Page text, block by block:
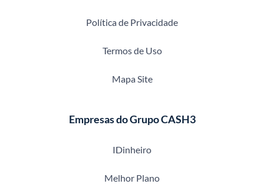
Política de Privacidade
Termos de Uso
Mapa Site
Empresas do Grupo CASH3
IDinheiro
Melhor Plano